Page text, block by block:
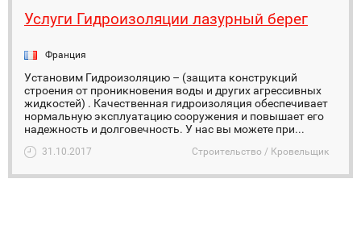
Услуги Гидроизоляции лазурный берег
Франция
Установим Гидроизоляцию – (защита конструкций
строения от проникновения воды и других агрессивных
жидкостей) . Качественная гидроизоляция обеспечивает
нормальную эксплуатацию сооружения и повышает его
надежность и долговечность. У нас вы можете при...
31.10.2017 Строительство / Кровельщик